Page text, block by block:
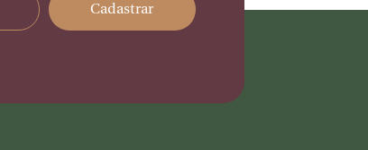
Cadastrar